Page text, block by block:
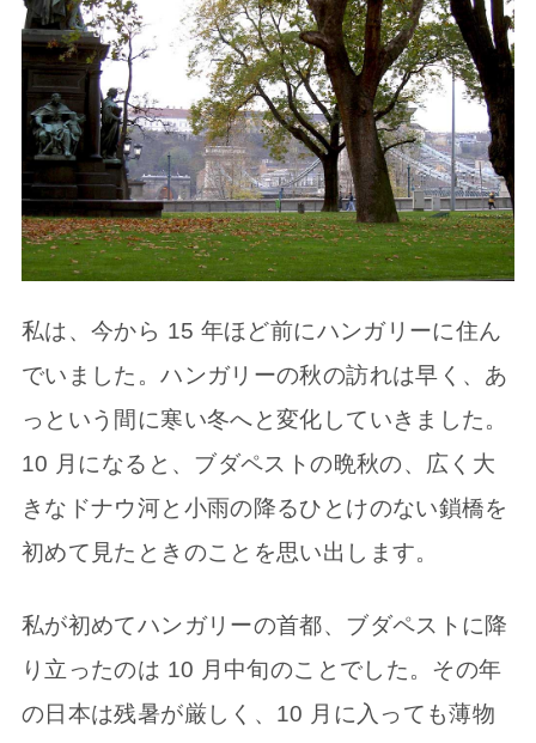
私は、今から 15 年ほど前にハンガリーに住ん
でいました。ハンガリーの秋の訪れは早く、あ
っという間に寒い冬へと変化していきました。
10 月になると、ブダペストの晩秋の、広く大
きなドナウ河と小雨の降るひとけのない鎖橋を
初めて見たときのことを思い出します。
私が初めてハンガリーの首都、ブダペストに降
り立ったのは 10 月中旬のことでした。その年
の日本は残暑が厳しく、10 月に入っても薄物